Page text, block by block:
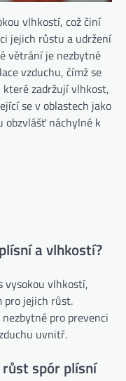
vlhkostí, což činí
jejich růstu a udržení
větrání je nezbytné
vzduchu, čímž se
zadržují vlhkost,
se v oblastech jako
obzvlášť náchylné k
a vlhkostí?
vysokou vlhkostí,
pro jejich růst.
pro prevenci
uvnitř.
spór plísní